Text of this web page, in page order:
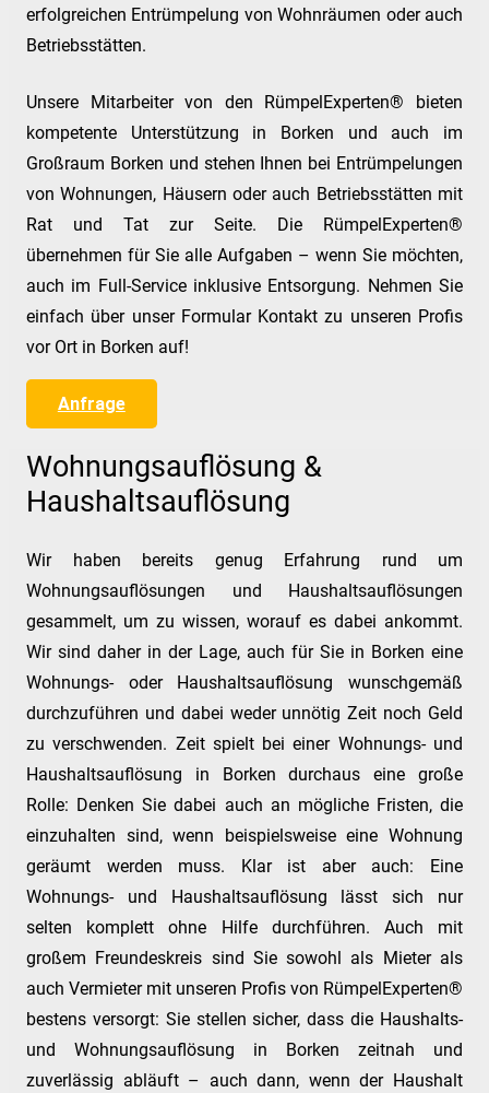
erfolgreichen Entrümpelung von Wohnräumen oder auch
Betriebsstätten.
Unsere Mitarbeiter von den RümpelExperten® bieten
kompetente Unterstützung in Borken und auch im
Großraum Borken und stehen Ihnen bei Entrümpelungen
von Wohnungen, Häusern oder auch Betriebsstätten mit
Rat und Tat zur Seite. Die RümpelExperten®
übernehmen für Sie alle Aufgaben – wenn Sie möchten,
auch im Full-Service inklusive Entsorgung. Nehmen Sie
einfach über unser Formular Kontakt zu unseren Profis
vor Ort in Borken auf!
Anfrage
Wohnungsauflösung &
Haushaltsauflösung
Wir haben bereits genug Erfahrung rund um
Wohnungsauflösungen und Haushaltsauflösungen
gesammelt, um zu wissen, worauf es dabei ankommt.
Wir sind daher in der Lage, auch für Sie in Borken eine
Wohnungs- oder Haushaltsauflösung wunschgemäß
durchzuführen und dabei weder unnötig Zeit noch Geld
zu verschwenden. Zeit spielt bei einer Wohnungs- und
Haushaltsauflösung in Borken durchaus eine große
Rolle: Denken Sie dabei auch an mögliche Fristen, die
einzuhalten sind, wenn beispielsweise eine Wohnung
geräumt werden muss. Klar ist aber auch: Eine
Wohnungs- und Haushaltsauflösung lässt sich nur
selten komplett ohne Hilfe durchführen. Auch mit
großem Freundeskreis sind Sie sowohl als Mieter als
auch Vermieter mit unseren Profis von RümpelExperten®
bestens versorgt: Sie stellen sicher, dass die Haushalts-
und Wohnungsauflösung in Borken zeitnah und
zuverlässig abläuft – auch dann, wenn der Haushalt